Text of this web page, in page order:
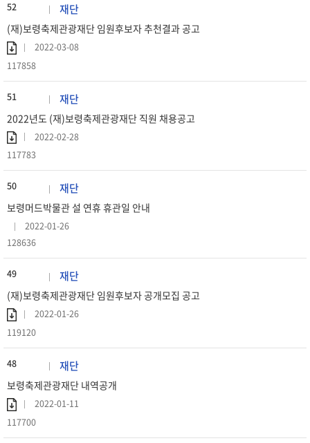
52 재단
(재)보령축제관광재단 임원후보자 추천결과 공고
2022-03-08
117858
51 재단
2022년도 (재)보령축제관광재단 직원 채용공고
2022-02-28
117783
50 재단
보령머드박물관 설 연휴 휴관일 안내
2022-01-26
128636
49 재단
(재)보령축제관광재단 임원후보자 공개모집 공고
2022-01-26
119120
48 재단
보령축제관광재단 내역공개
2022-01-11
117700